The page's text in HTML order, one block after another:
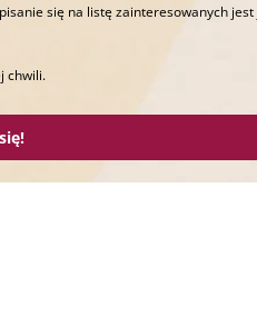
się na listę zainteresowanych
chwili.